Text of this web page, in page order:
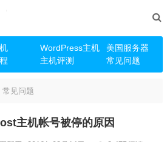
WordPress主机
美国服务器
主机评测 常见问题
常见问题
主机帐号被停的原因